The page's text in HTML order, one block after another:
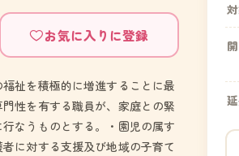
お気に入りに登録
祉を積極的に増進することに最
性を有する職員が、家庭との緊
なうものとする。・園児の属す
に対する支援及び地域の子育て